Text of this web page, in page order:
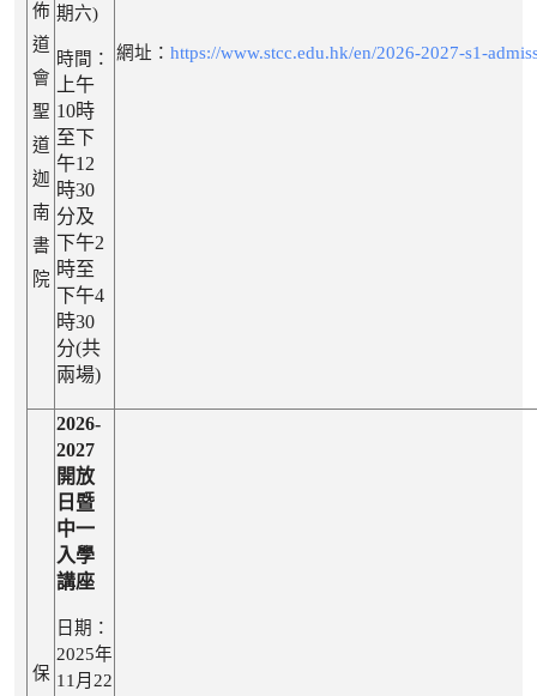
佈
道
會
聖
道
迦
南
書
院
期六)
時間：
上午
10時
至下
午12
時30
分及
下午2
時至
下午4
時30
分(共
兩場)
網址： https://www.stcc.edu.hk/en/2026-2027-s1-
保
2026-
2027
開放
日暨
中一
入學
講座
日期：
2025年
11月22